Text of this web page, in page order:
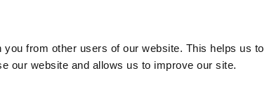
from other users of our website. This helps us to
our website and allows us to improve our site.